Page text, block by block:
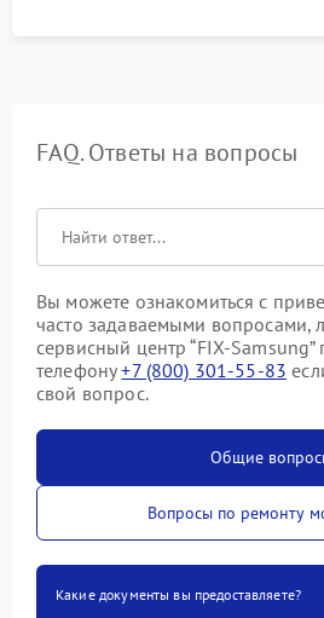
FAQ. Ответы на вопросы
Вы можете ознакомиться с
часто задаваемыми вопросами,
сервисный центр “FIX-
телефону+7 (800) 301-55-83
свой вопрос.
Общие
Вопросы по ремонту
Какие документы вы предоставляете?